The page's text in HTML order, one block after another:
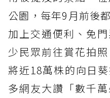
公園，每年9月前後
加上交通便利、免
少民眾前往賞花拍
將近18萬株的向日
多網友大讚「數千